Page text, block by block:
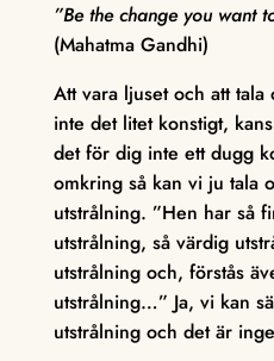
”Be the change you want
(Mahatma Gandhi)
Att vara ljuset och att
inte det litet konstigt,
det för dig inte ett dugg
omkring så kan vi ju tala
utstrålning. ”Hen har så
utstrålning, så värdig
utstrålning och, förstås
utstrålning…” Ja, vi kan
utstrålning och det är